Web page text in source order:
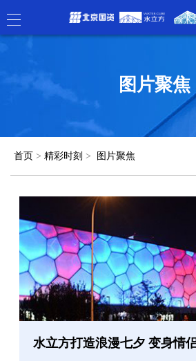
图片聚焦
首页 > 精彩时刻 > 图片聚焦
水立方打造浪漫七夕 变身情